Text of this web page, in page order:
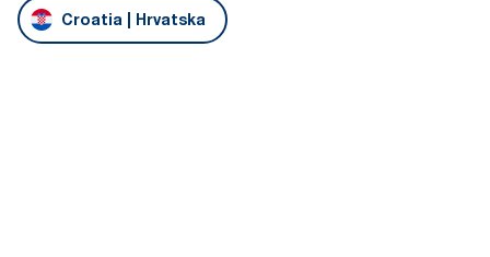
Croatia | Hrvatska